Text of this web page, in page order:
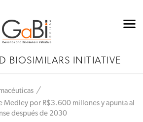
BIOSIMILARS INITIATIVE
Medley por R$3.600 millones y apunta al
después de 2030